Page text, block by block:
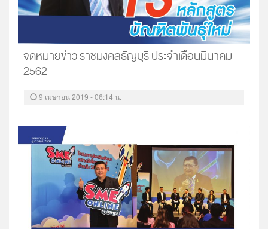
จดหมายข่าว ราชมงคลธัญบุรี ประจำเดือนมีนาคม
2562
9 เมษายน 2019 - 06:14 น.